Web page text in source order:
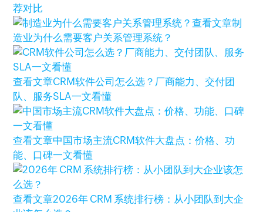
荐对比
查看文章制
造业为什么需要客户关系管理系统？
查看文章CRM软件公司怎么选？厂商能力、交付团
队、服务SLA一文看懂
查看文章中国市场主流CRM软件大盘点：价格、功
能、口碑一文看懂
查看文章2026年 CRM 系统排行榜：从小团队到大企